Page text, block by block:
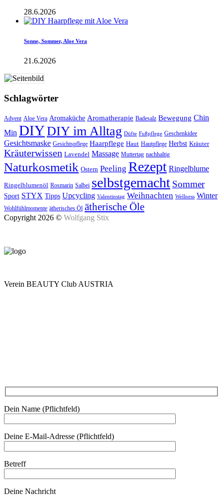
28.6.2026
Sonne, Sommer, Aloe Vera
21.6.2026
Schlagwörter
Advent Aloe Vera Aromaküche Aromatherapie Badesalz Bewegung Chin
Min DIYDIY im Alltag Düfte Fußpflege Geschenkidee
Gesichtsmaske Gesichtspflege Haarpflege Haut Hautpflege Herbst Kräuter
Kräuterwissen Lavendel Massage Muttertag nachhaltig
Naturkosmetik Ostern Peeling Rezept Ringelblume
Ringelblumenöl Rosmarin Salbei selbstgemacht Sommer
Sport STYX Tipps Upcycling Valentinstag Weihnachten Wellness Winter
Wohlfühlmomente ätherisches Öl ätherische Öle
Copyright 2026 © Wolfgang Stix
Verein BEAUTY Club AUSTRIA
Dein Name (Pflichtfeld)
Deine E-Mail-Adresse (Pflichtfeld)
Betreff
Deine Nachricht